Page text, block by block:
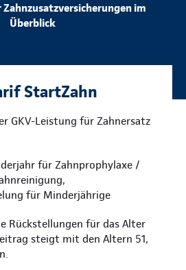
im
Überblick
StartZahn
GKV-Leistung für Zahnersatz
für Zahnprophylaxe /
für Minderjährige
Rückstellungen für das Alter
steigt mit den Altern 51,